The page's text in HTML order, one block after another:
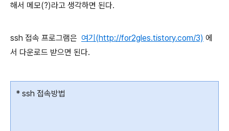
해서 메모(?)라고 생각하면 된다.
ssh 접속 프로그램은 여기(http://for2gles.tistory.com/3) 에
서 다운로드 받으면 된다.
* ssh 접속방법